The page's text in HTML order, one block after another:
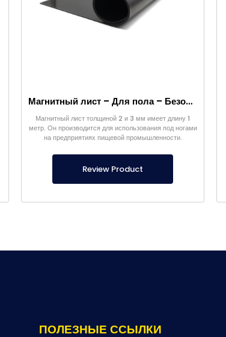
Магнитный лист – Для пола – Безопасный для пищевых продуктов
Магнитный лист толщиной 2 и 3 мм имеет длину 1
метр. Он производится для использования под ногами
на предприятиях пищевой промышленности.
Review Product
ПОЛЕЗНЫЕ ССЫЛКИ